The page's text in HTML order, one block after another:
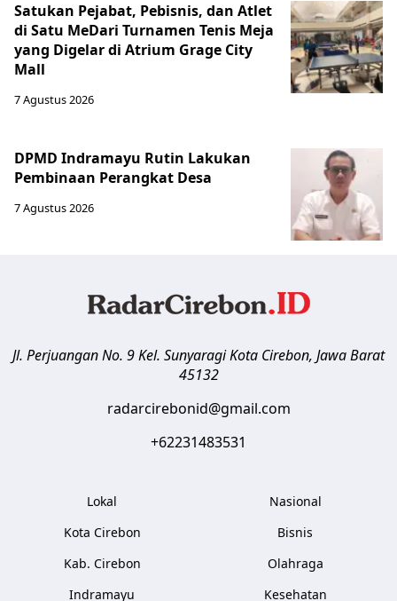
Satukan Pejabat, Pebisnis, dan Atlet
di Satu MeDari Turnamen Tenis Meja
yang Digelar di Atrium Grage City
Mall
7 Agustus 2026
DPMD Indramayu Rutin Lakukan
Pembinaan Perangkat Desa
7 Agustus 2026
Jl. Perjuangan No. 9 Kel. SunyaragiKota Cirebon, Jawa Barat
45132
radarcirebonid@gmail.com
+62231483531
Lokal
Kota Cirebon
Kab. Cirebon
Indramayu
Nasional
Bisnis
Olahraga
Kesehatan